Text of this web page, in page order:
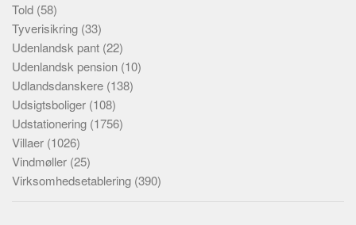
Told (58)
Tyverisikring (33)
Udenlandsk pant (22)
Udenlandsk pension (10)
Udlandsdanskere (138)
Udsigtsboliger (108)
Udstationering (1756)
Villaer (1026)
Vindmøller (25)
Virksomhedsetablering (390)